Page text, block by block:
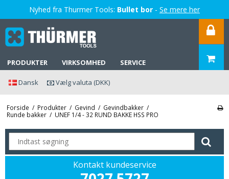
Nyhed fra Thurmer Tools: Bullet bor - Se mere her
SERVICE
VIRKSOMHED
PRODUKTER
Dansk Vælg valuta (DKK)
Forside / Produkter / Gevind / Gevindbakker /
Runde bakker / UNEF 1/4 - 32 RUND BAKKE HSS PRO
Kontakt kundeservice